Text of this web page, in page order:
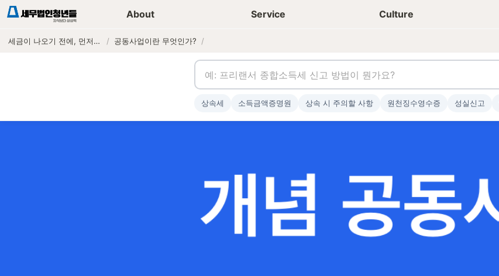
About Service Culture
세금이 나오기 전에, 먼저 연락하는 세무법인 / 공동사업이란 무엇인가? /
세무가이드 콘텐츠 기장상담신청 청년들 일상
상속세 소득금액증명원 상속 시 주의할 사항 원천징수영수증 성실신고